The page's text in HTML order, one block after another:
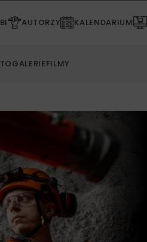
AUTORZY KALENDARIUM
FILMY